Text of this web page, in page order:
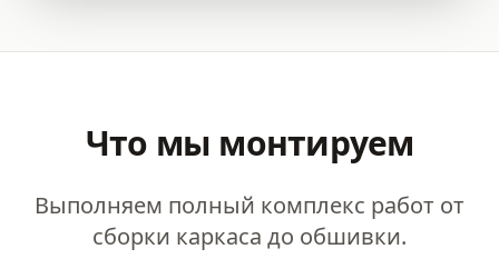
Что мы монтируем
Выполняем полный комплекс работ от
сборки каркаса до обшивки.